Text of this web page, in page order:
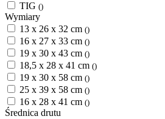
TIG ()
Wymiary
13 x 26 x 32 cm ()
16 x 27 x 33 cm ()
19 x 30 x 43 cm ()
18,5 x 28 x 41 cm ()
19 x 30 x 58 cm ()
25 x 39 x 58 cm ()
16 x 28 x 41 cm ()
Średnica drutu